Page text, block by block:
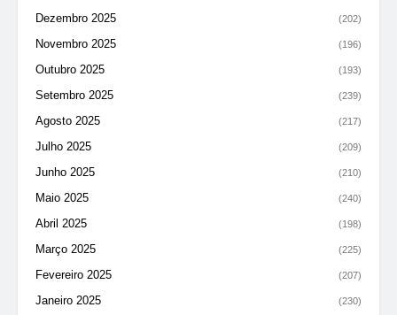
Dezembro 2025 (202)
Novembro 2025 (196)
Outubro 2025 (193)
Setembro 2025 (239)
Agosto 2025 (217)
Julho 2025 (209)
Junho 2025 (210)
Maio 2025 (240)
Abril 2025 (198)
Março 2025 (225)
Fevereiro 2025 (207)
Janeiro 2025 (230)